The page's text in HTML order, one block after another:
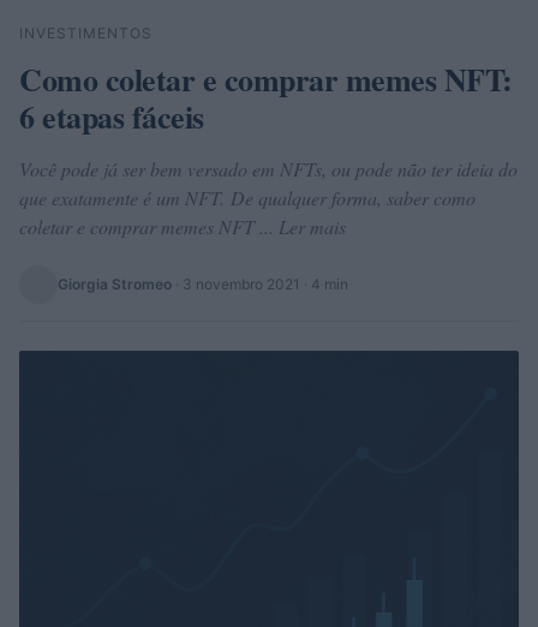
Buscar
INVESTIMENTOS
Como coletar e comprar memes NFT:
6 etapas fáceis
Você pode já ser bem versado em NFTs, ou pode não ter ideia do
que exatamente é um NFT. De qualquer forma, saber como
coletar e comprar memes NFT ... Ler mais
Giorgia Stromeo · 3 novembro 2021 · 4 min